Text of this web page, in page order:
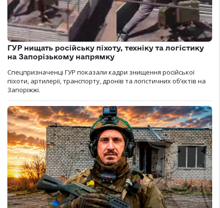
ГУР нищать російську піхоту, техніку та логістику
на Запорізькому напрямку
Спецпризначенці ГУР показали кадри знищення російської
піхоти, артилерії, транспорту, дронів та логістичних об’єктів на
Запоріжжі.